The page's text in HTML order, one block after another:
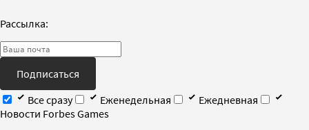
Рассылка:
Подписаться
Все сразу
Еженедельная
Ежедневная
Новости Forbes Games